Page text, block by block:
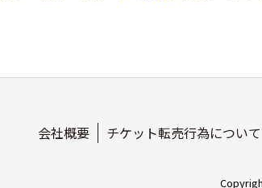
会社概要 チケット転売行為について